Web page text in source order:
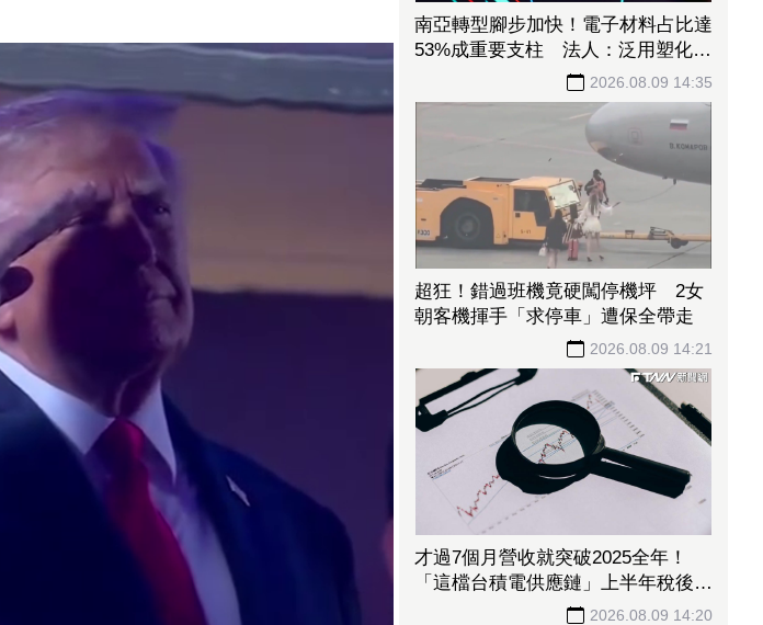
南亞轉型腳步加快！電子材料占比達
53%成重要支柱 法人：泛用塑化降
2026.08.09 14:35
超狂！錯過班機竟硬闖停機坪 2女
朝客機揮手「求停車」遭保全帶走
2026.08.09 14:21
才過7個月營收就突破2025全年！
「這檔台積電供應鏈」上半年稅後純
益年增209% 訂單能見度看到明年
2026.08.09 14:20